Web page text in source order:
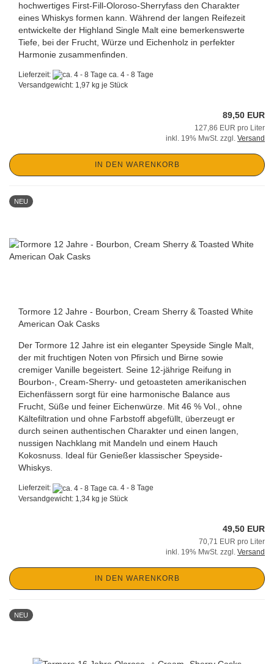
hochwertiges First-Fill-Oloroso-Sherryfass den Charakter
eines Whiskys formen kann. Während der langen Reifezeit
entwickelte der Highland Single Malt eine bemerkenswerte
Tiefe, bei der Frucht, Würze und Eichenholz in perfekter
Harmonie zusammenfinden.
Lieferzeit:
ca. 4 - 8 Tage
Versandgewicht: 1,97 kg je Stück
89,50 EUR
127,86 EUR pro Liter
inkl. 19% MwSt. zzgl. Versand
IN DEN WARENKORB
NEU
Tormore 12 Jahre - Bourbon, Cream Sherry & Toasted White
American Oak Casks
Der Tormore 12 Jahre ist ein eleganter Speyside Single Malt,
der mit fruchtigen Noten von Pfirsich und Birne sowie
cremiger Vanille begeistert. Seine 12-jährige Reifung in
Bourbon-, Cream-Sherry- und getoasteten amerikanischen
Eichenfässern sorgt für eine harmonische Balance aus
Frucht, Süße und feiner Eichenwürze. Mit 46 % Vol., ohne
Kältefiltration und ohne Farbstoff abgefüllt, überzeugt er
durch seinen authentischen Charakter und einen langen,
nussigen Nachklang mit Mandeln und einem Hauch
Kokosnuss. Ideal für Genießer klassischer Speyside-
Whiskys.
Lieferzeit:
ca. 4 - 8 Tage
Versandgewicht: 1,34 kg je Stück
49,50 EUR
70,71 EUR pro Liter
inkl. 19% MwSt. zzgl. Versand
IN DEN WARENKORB
NEU